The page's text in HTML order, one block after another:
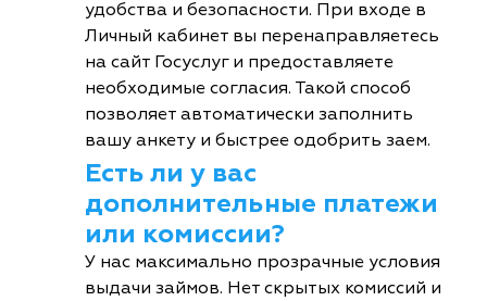
удобства и безопасности. При входе в
Личный кабинет вы перенаправляетесь
на сайт Госуслуг и предоставляете
необходимые согласия. Такой способ
позволяет автоматически заполнить
вашу анкету и быстрее одобрить заем.
Есть ли у вас
дополнительные платежи
или комиссии?
У нас максимально прозрачные условия
выдачи займов. Нет скрытых комиссий и